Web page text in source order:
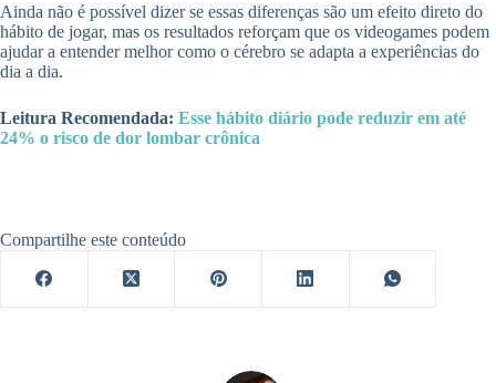
Ainda não é possível dizer se essas diferenças são um efeito direto do
hábito de jogar, mas os resultados reforçam que os videogames podem
ajudar a entender melhor como o cérebro se adapta a experiências do
dia a dia.
Leitura Recomendada: Esse hábito diário pode reduzir em até
24% o risco de dor lombar crônica
Compartilhe este conteúdo